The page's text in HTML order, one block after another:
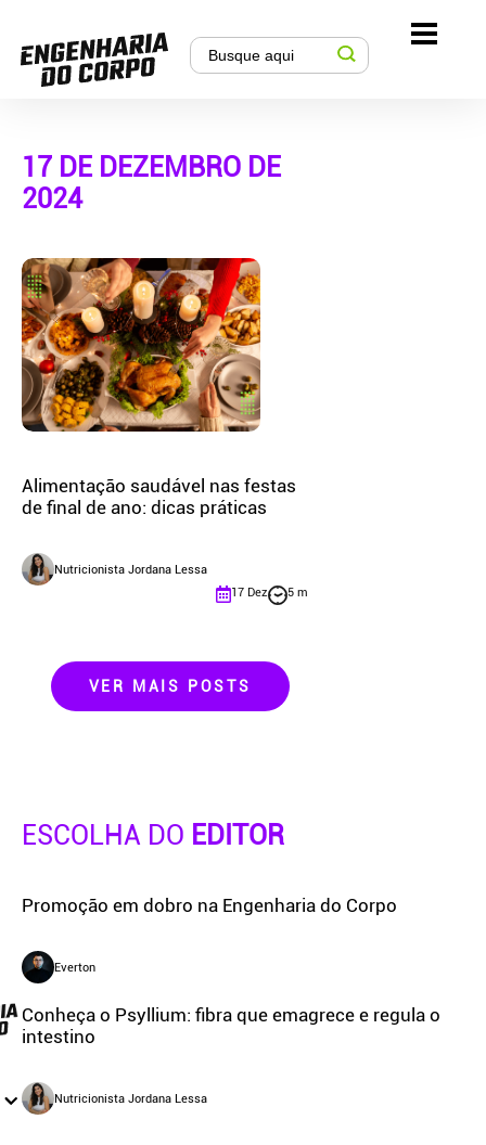
17 DE DEZEMBRO DE
2024
Alimentação saudável nas festas
de final de ano: dicas práticas
Nutricionista Jordana Lessa
17 Dez
5 m
VER MAIS POSTS
ESCOLHA DO EDITOR
Promoção em dobro na Engenharia do Corpo
Everton
Conheça o Psyllium: fibra que emagrece e regula o
intestino
Nutricionista Jordana Lessa